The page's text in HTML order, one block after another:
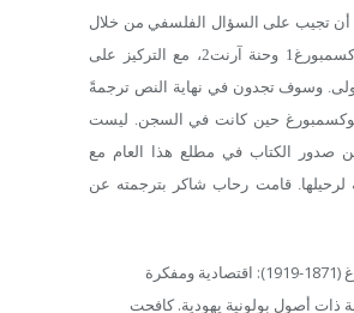
أن تجيب على السؤال الفلسفي من خلال
كتابات روزا لوكسمبورغ1 وحنة آرنت2، مع التركيز على
وسوف تجدون في نهاية النص ترجمةً
لوكسمبورغ حين كانت في السجن. ليست
صدور الكتاب في مطلع هذا العام مع
لرحيلها. قامت رحاب شاكر بترجمته عن
روزا لوكسمبورغ (1871-1919): اقتصادية ومفكرة
ذات أصول بولونية يهودية. كافحت